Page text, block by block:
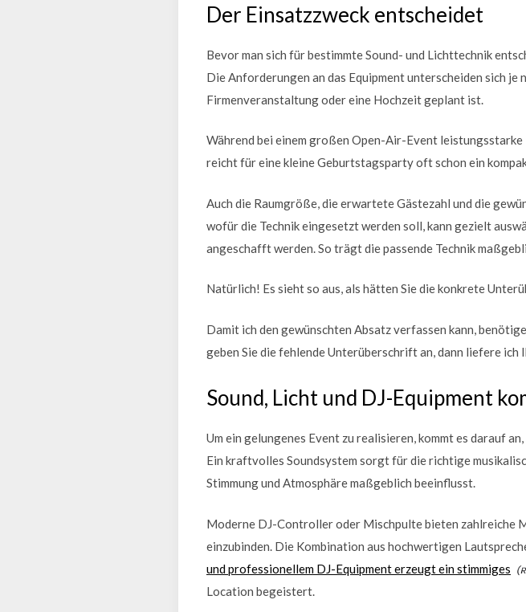
Der Einsatzzweck entscheidet
Bevor man sich für bestimmte Sound- und Lichttechnik
Die Anforderungen an das Equipment unterscheiden sich je
Firmenveranstaltung oder eine Hochzeit geplant ist.
Während bei einem großen Open-Air-Event
reicht für eine kleine Geburtstagsparty oft schon ein
Auch die Raumgröße, die erwartete Gästezahl und die
wofür die Technik eingesetzt werden soll, kann gezielt
angeschafft werden. So trägt die passende Technik
Natürlich! Es sieht so aus, als hätten Sie die konkrete
Damit ich den gewünschten Absatz verfassen kann,
geben Sie die fehlende Unterüberschrift an, dann liefere ich
Sound, Licht und DJ-Equipment
Um ein gelungenes Event zu realisieren, kommt es darauf
Ein kraftvolles Soundsystem sorgt für die richtige
Stimmung und Atmosphäre maßgeblich beeinflusst.
Moderne DJ-Controller oder Mischpulte bieten zahlreiche
einzubinden. Die Kombination aus hochwertigen
und professionellem DJ-Equipment erzeugt ein stimmiges
Location begeistert.